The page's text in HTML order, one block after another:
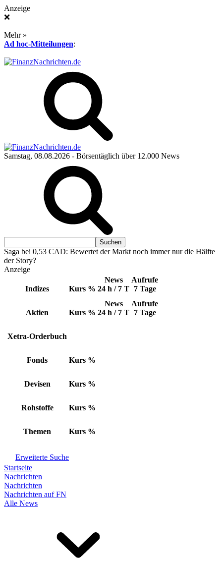
Anzeige
❌
Mehr »
Ad hoc-Mitteilungen:
Samstag, 08.08.2026 - Börsentäglich über 12.000 News
Saga bei 0,53 CAD: Bewertet der Markt noch immer nur die Hälfte
der Story?
Anzeige
Indizes Kurs %
News
24 h / 7 T
Aufrufe
7 Tage
Aktien Kurs %
News
24 h / 7 T
Aufrufe
7 Tage
Xetra-Orderbuch
Fonds Kurs %
Devisen Kurs %
Rohstoffe Kurs %
Themen Kurs %
Erweiterte Suche
Startseite
Nachrichten
Nachrichten
Nachrichten auf FN
Alle News